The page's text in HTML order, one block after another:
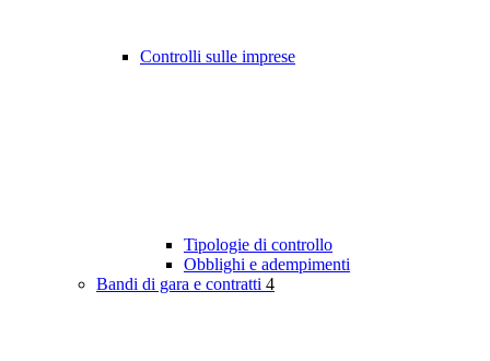
Controlli sulle imprese
Tipologie di controllo
Obblighi e adempimenti
Bandi di gara e contratti 4